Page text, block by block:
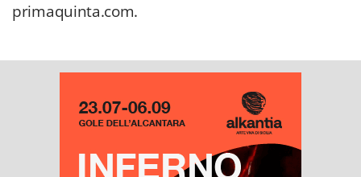
primaquinta.com.